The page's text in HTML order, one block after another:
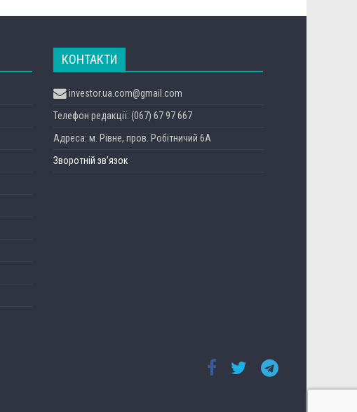
КОНТАКТИ
investor.ua.com@gmail.com
Телефон редакції: (067) 67 97 667
Адреса: м. Рівне, пров. Робітничий 6А
Зворотній зв’язок